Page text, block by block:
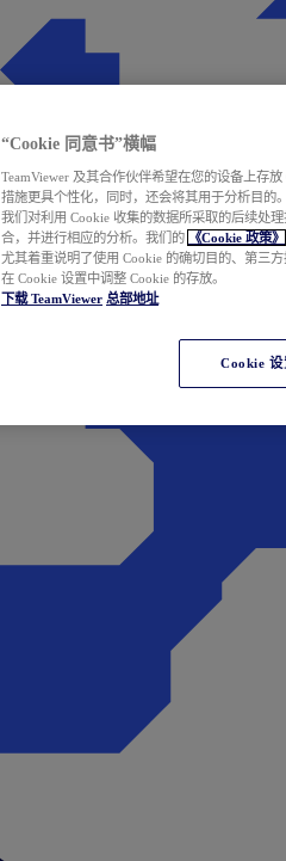
“Cookie 同意书”横幅
TeamViewer 及其合作伙伴希望在您的设备上存
措施更具个性化，同时，还会将其用于分析目的
我们对利用 Cookie 收集的数据所采取的后续处
合，并进行相应的分析。我们的
《Cookie 政策》
尤其着重说明了使用 Cookie 的确切目的、第三
在 Cookie 设置中调整 Cookie 的存放。
下载 TeamViewer 总部地址
Cookie 设